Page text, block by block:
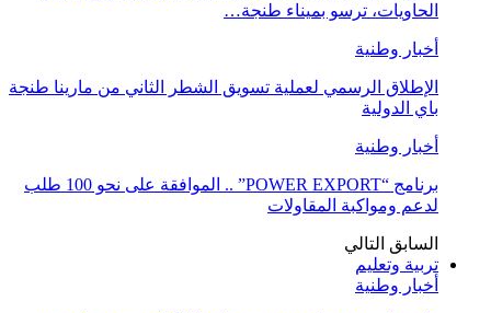
الحاويات، ترسو بميناء طنجة…
أخبار وطنية
الإطلاق الرسمي لعملية تسويق الشطر الثاني من مارينا طنجة
باي الدولية
أخبار وطنية
برنامج “POWER EXPORT” .. الموافقة على نحو 100 طلب
لدعم ومواكبة المقاولات
السابقالتالي
تربية وتعليم
أخبار وطنية